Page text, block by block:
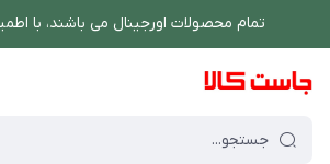
تمام محصولات اورجینال می باشند، با
فروشگاه اینترنتی جاست کالا